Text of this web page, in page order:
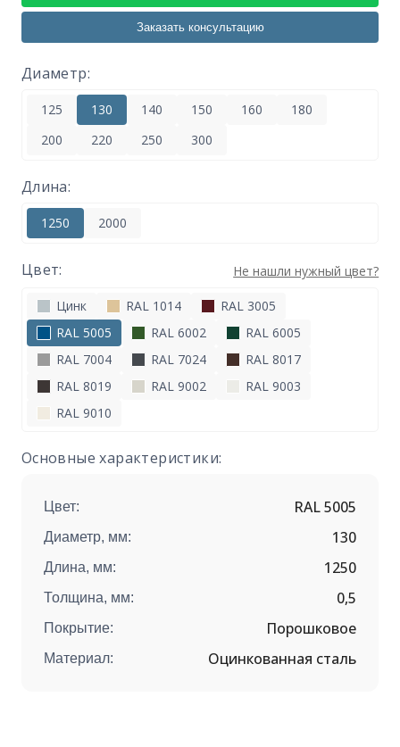
Заказать консультацию
Диаметр:
125 130 140 150 160
180
200
220 250 300
Длина:
1250 2000
Цвет: Не нашли нужный цвет?
Цинк RAL 1014
RAL 3005
RAL 5005
RAL 6002
RAL 6005
RAL 7004
RAL 7024
RAL 8017
RAL 8019
RAL 9002
RAL 9003
RAL 9010
Основные характеристики:
Цвет: RAL 5005
Диаметр, мм: 130
Длина, мм: 1250
Толщина, мм: 0,5
Покрытие: Порошковое
Материал: Оцинкованная сталь